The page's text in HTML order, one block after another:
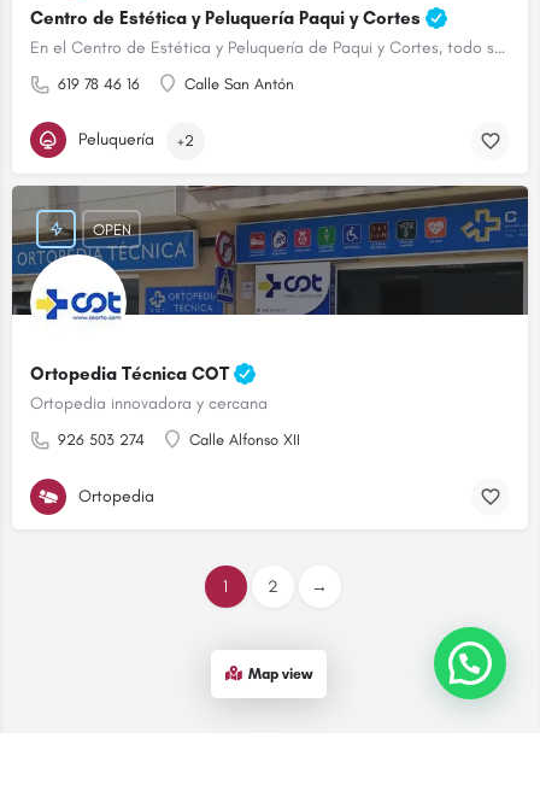
Centro de Estética y Peluquería Paqui y Cortes
En el Centro de Estética y Peluquería de Paqui y Cortes, todo son ventajas.
619 78 46 16 Calle San Antón
Peluquería +2
Ortopedia Técnica COT
Ortopedia innovadora y cercana
926 503 274 Calle Alfonso XII
OPEN
Ortopedia
1 2 →
Map view¡Contáctanos!